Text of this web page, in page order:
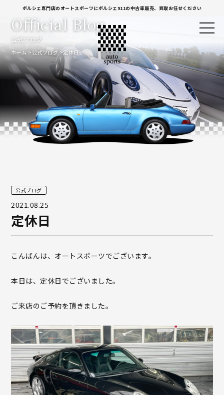
ポルシェ専門店のオートスポーツにポルシェ911の中古車販売、買取お任せください
公式ブログ
Official Blog
ホーム 公式ブログ 定休日
公式ブログ
2021.08.25
定休日
こんばんは、オートスポーツでございます。
本日は、定休日でございました。
ご来店のご予約を頂きました。